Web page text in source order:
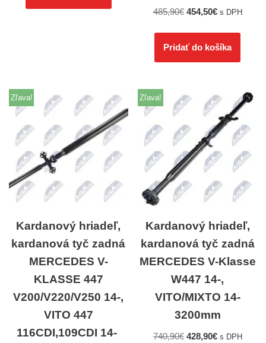
485,90€ 454,50€ s DPH
Pridať do košíka
Zľava!
Kardanový hriadeľ,
kardanová tyč zadná
MERCEDES V-
KLASSE 447
V200/V220/V250 14-,
VITO 447
116CDI,109CDI 14-
Zľava!
Kardanový hriadeľ,
kardanová tyč zadná
MERCEDES V-Klasse
W447 14-,
VITO/MIXTO 14-
3200mm
740,90€ 428,90€ s DPH